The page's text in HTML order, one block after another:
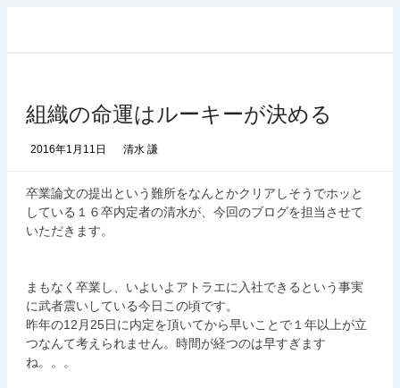
組織の命運はルーキーが決める
2016年1月11日 清水 謙
卒業論文の提出という難所をなんとかクリアしそうでホッと
している１６卒内定者の清水が、今回のブログを担当させて
いただきます。
まもなく卒業し、いよいよアトラエに入社できるという事実
に武者震いしている今日この頃です。
昨年の12 月 25 日に内定を頂いてから早いことで１年以上が立
つなんて考えられません。時間が経つのは早すぎます
ね。。。